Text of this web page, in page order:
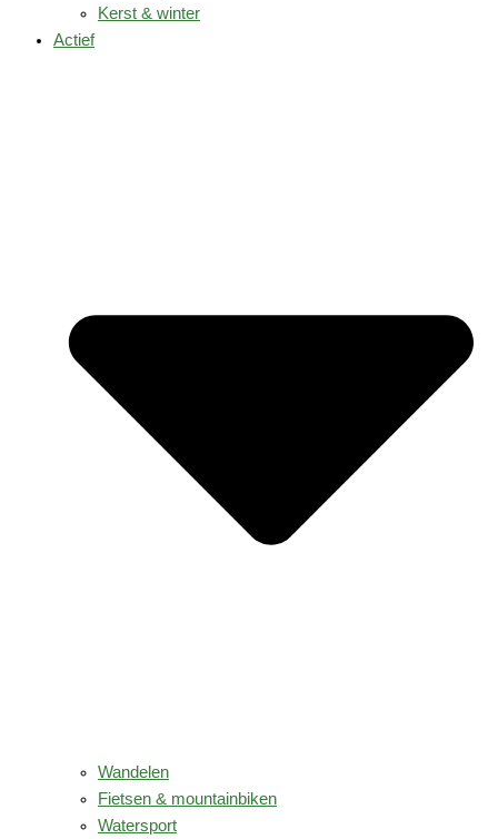
Kerst & winter
Actief
Wandelen
Fietsen & mountainbiken
Watersport